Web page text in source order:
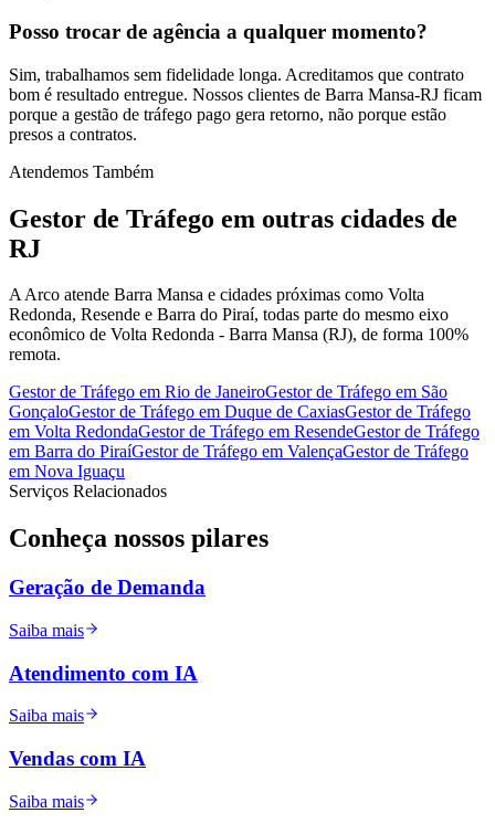
Posso trocar de agência a qualquer momento?
Sim, trabalhamos sem fidelidade longa. Acreditamos que contrato
bom é resultado entregue. Nossos clientes de Barra Mansa-RJ ficam
porque a gestão de tráfego pago gera retorno, não porque estão
presos a contratos.
Atendemos Também
Gestor de Tráfego em outras cidades de
RJ
A Arco atende Barra Mansa e cidades próximas como Volta
Redonda, Resende e Barra do Piraí, todas parte do mesmo eixo
econômico de Volta Redonda - Barra Mansa (RJ), de forma 100%
remota.
Gestor de Tráfego em Rio de JaneiroGestor de Tráfego em São
GonçaloGestor de Tráfego em Duque de CaxiasGestor de Tráfego
em Volta RedondaGestor de Tráfego em ResendeGestor de Tráfego
em Barra do PiraíGestor de Tráfego em ValençaGestor de Tráfego
em Nova Iguaçu
Serviços Relacionados
Conheça nossos pilares
Geração de Demanda
Saiba mais
Atendimento com IA
Saiba mais
Vendas com IA
Saiba mais